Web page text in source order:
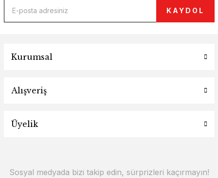
KAYDOL
Kurumsal
Alışveriş
Üyelik
Sosyal medyada bizi takip edin, sürprizleri kaçırmayın!